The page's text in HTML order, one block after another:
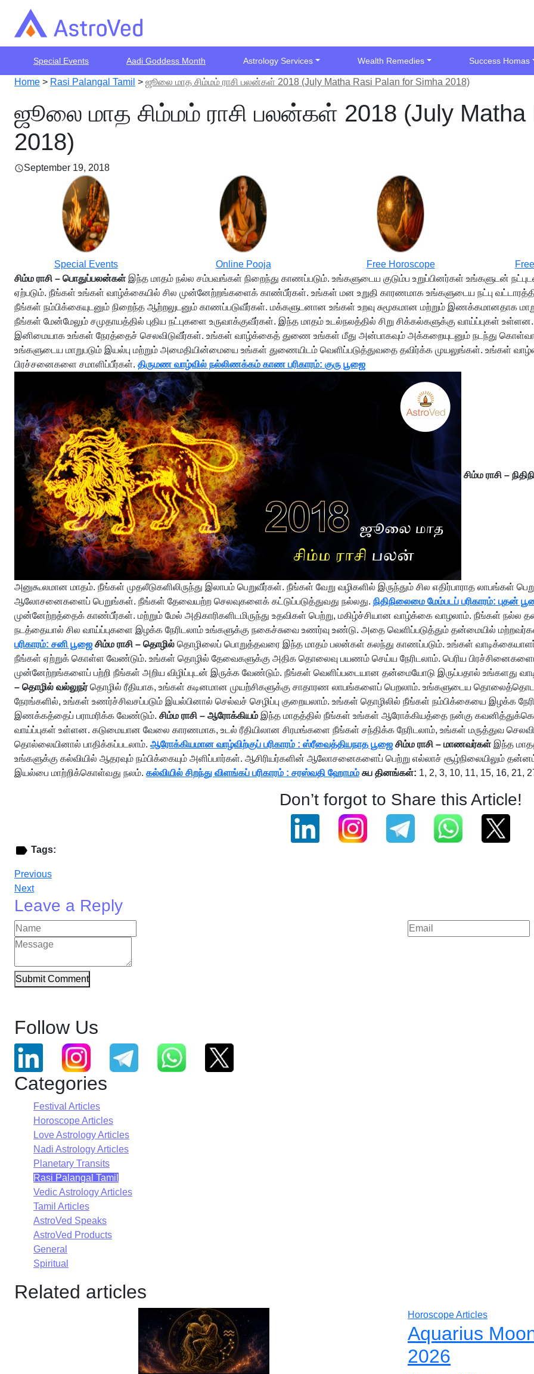
Special Events Aadi Goddess Month Astrology Services Wealth Remedies Success Homas
Home > Rasi Palangal Tamil > ஜூலை மாத சிம்மம் ராசி பலன்கள் 2018 (July Matha Rasi Palan for Simha 2018)
ஜூலை மாத சிம்மம் ராசி பலன்கள் 2018 (July Matha
2018)
September 19, 2018
Special Events Online Pooja Free Horoscope
சிம்ம ராசி – பொதுப்பலன்கள் இந்த மாதம் நல்ல சம்பவங்கள் நிறைந்து காணப்படும். உங்களுடைய குடும்ப உறுப்பினர்கள் உங்களுடன்
ஏற்படும். நீங்கள் உங்கள் வாழ்க்கையில் சில முன்னேற்றங்களைக் காண்பீர்கள். உங்கள் மன உறுதி காரணமாக உங்களுடைய நட்பு
நீங்கள் நம்பிக்கையுடனும் நிறைந்த ஆற்றலுடனும் காணப்படுவீர்கள். மக்களுடனான உங்கள் உறவு சுமூகமான மற்றும் இணக்கமானதாக
நீங்கள் மேன்மேலும் சமுதாயத்தில் புதிய நட்புகளை உருவாக்குவீர்கள். இந்த மாதம் உடல்நலத்தில் சிறு சிக்கல்களுக்கு வாய்ப்புகள் உள்ளன.
இனிமையாக உங்கள் நேரத்தைச் செலவிடுவீர்கள். உங்கள் வாழ்க்கைத் துணை உங்கள் மீது அன்பாகவும் அக்கறையுடனும் நடந்து
உங்களுடைய மாறுபடும் இயல்பு மற்றும் அமைதியின்மையை உங்கள் துணையிடம் வெளிப்படுத்துவதை தவிர்க்க முயலுங்கள். உங்கள்
பிரச்சனைகளை சமாளிப்பீர்கள். திருமண வாழ்வில் நல்லிணக்கம் காண பரிகாரம்: குரு பூஜை
சிம்ம ராசி –
அனுகூலமான மாதம். நீங்கள் முதலீடுகளிலிருந்து இலாபம் பெறுவீர்கள். நீங்கள் வேறு வழிகளில் இருந்தும் சில எதிர்பாராத லாபங்கள்
ஆலோசனைகளைப் பெறுங்கள். நீங்கள் தேவையற்ற செலவுகளைக் கட்டுப்படுத்துவது நல்லது. நிதிநிலைமை மேம்படப் பரிகாரம்: புதன்
முன்னேற்றத்தைக் காண்பீர்கள். மற்றும் மேல் அதிகாரிகளிடமிருந்து உதவிகள் பெற்று, மகிழ்ச்சியான வாழ்க்கை வாழலாம். நீங்கள்
நடத்தையால் சில வாய்ப்புகளை இழக்க நேரிடலாம் உங்களுக்கு நகைச்சுவை உணர்வு உண்டு. அதை வெளிப்படுத்தும் தன்மையில்
பரிகாரம்: சனி பூஜை சிம்ம ராசி – தொழில் தொழிலைப் பொறுத்தவரை இந்த மாதம் பலன்கள் கலந்து காணப்படும். உங்கள்
நீங்கள் ஏற்றுக் கொள்ள வேண்டும். உங்கள் தொழில் தேவைகளுக்கு அதிக தொலைவு பயணம் செய்ய நேரிடலாம். பெரிய பிரச்சினைகளையும்
முன்னேற்றங்களைப் பற்றி நீங்கள் அறிய விழிப்புடன் இருக்க வேண்டும். நீங்கள் வெளிப்படையான தன்மையோடு இருப்பதால் உங்களது
– தொழில் வல்லுநர்தொழில் ரீதியாக, உங்கள் கடினமான முயற்சிகளுக்கு சாதாரண லாபங்களைப் பெறலாம். உங்களுடைய
நேரங்களில், உங்கள் உணர்ச்சிவசப்படும் இயல்பினால் செல்வச் செழிப்பு குறையலாம். உங்கள் தொழிலில் நீங்கள் நம்பிக்கையை இழக்க
இணக்கத்தைப் பராமரிக்க வேண்டும். சிம்ம ராசி – ஆரோக்கியம் இந்த மாதத்தில் நீங்கள் உங்கள் ஆரோக்கியத்தை நன்கு
வாய்ப்புகள் உள்ளன. கடுமையான வேலை காரணமாக, உடல் ரீதியிலான சிரமங்களை நீங்கள் சந்திக்க நேரிடலாம், உங்கள் மருத்துவ
தொல்லையினால் பாதிக்கப்படலாம். ஆரோக்கியமான வாழ்விற்குப் பரிகாரம் : ஸ்ரீவைத்தியநாத பூஜை சிம்ம ராசி – மாணவர்கள் இந்த
உங்களுக்கு கல்வியில் ஆதரவும் நம்பிக்கையும் அளிப்பார்கள். ஆசிரியர்களின் ஆலோசனைகளைப் பெற்று எல்லாச் சூழ்நிலையிலும்
இயல்பை மாற்றிக்கொள்வது நலம். கல்வியில் சிறந்து விளங்கப் பரிகாரம் : சரஸ்வதி ஹோமம் சுப தினங்கள்: 1, 2, 3, 10, 11, 15, 16, 21,
Don’t forgot to Share this Article!
Tags:
Previous
Next
Leave a Reply
Submit Comment
Follow Us
Categories
Festival Articles
Horoscope Articles
Love Astrology Articles
Nadi Astrology Articles
Planetary Transits
Rasi Palangal Tamil
Vedic Astrology Articles
Tamil Articles
AstroVed Speaks
AstroVed Products
General
Spiritual
Related articles
Horoscope Articles
Aquarius
2026